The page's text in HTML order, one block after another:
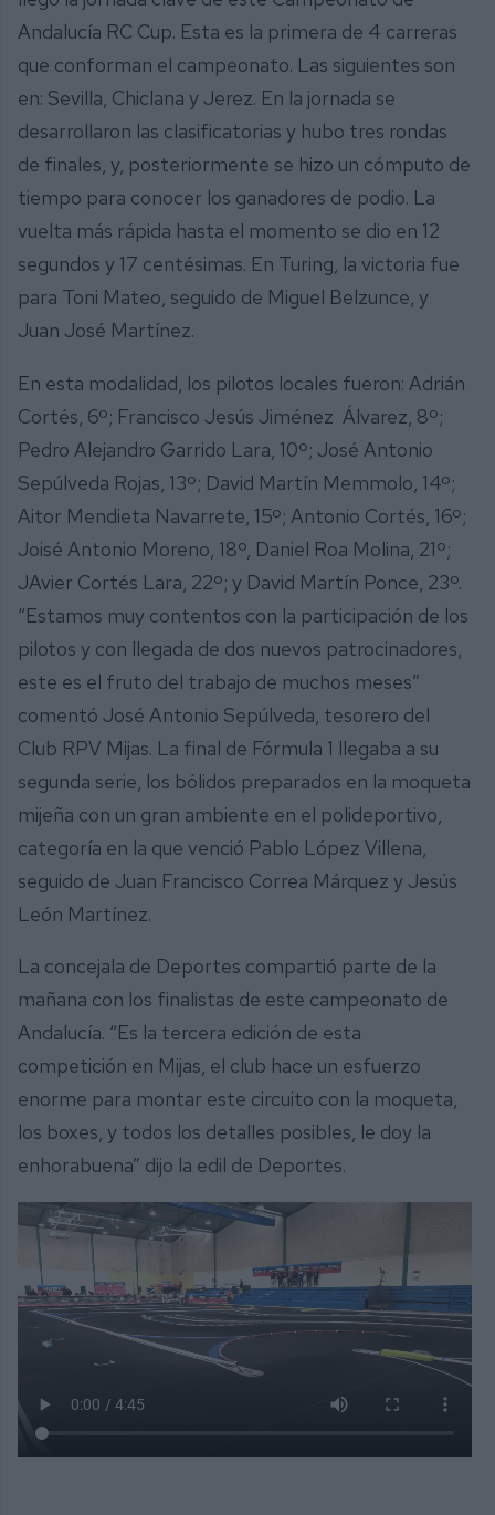
Andalucía RC Cup. Esta es la primera de 4 carreras
que conforman el campeonato. Las siguientes son
en: Sevilla, Chiclana y Jerez. En la jornada se
desarrollaron las clasificatorias y hubo tres rondas
de finales, y, posteriormente se hizo un cómputo de
tiempo para conocer los ganadores de podio. La
vuelta más rápida hasta el momento se dio en 12
segundos y 17 centésimas. En Turing, la victoria fue
para Toni Mateo, seguido de Miguel Belzunce, y
Juan José Martínez.
En esta modalidad, los pilotos locales fueron: Adrián
Cortés, 6º; Francisco Jesús Jiménez Álvarez, 8º;
Pedro Alejandro Garrido Lara, 10º; José Antonio
Sepúlveda Rojas, 13º; David Martín Memmolo, 14º;
Aitor Mendieta Navarrete, 15º; Antonio Cortés, 16º;
Joisé Antonio Moreno, 18º, Daniel Roa Molina, 21º;
JAvier Cortés Lara, 22º; y David Martín Ponce, 23º.
“Estamos muy contentos con la participación de los
pilotos y con llegada de dos nuevos patrocinadores,
este es el fruto del trabajo de muchos meses”
comentó José Antonio Sepúlveda, tesorero del
Club RPV Mijas. La final de Fórmula 1 llegaba a su
segunda serie, los bólidos preparados en la moqueta
mijeña con un gran ambiente en el polideportivo,
categoría en la que venció Pablo López Villena,
seguido de Juan Francisco Correa Márquez y Jesús
León Martínez.
La concejala de Deportes compartió parte de la
mañana con los finalistas de este campeonato de
Andalucía. “Es la tercera edición de esta
competición en Mijas, el club hace un esfuerzo
enorme para montar este circuito con la moqueta,
los boxes, y todos los detalles posibles, le doy la
enhorabuena” dijo la edil de Deportes.